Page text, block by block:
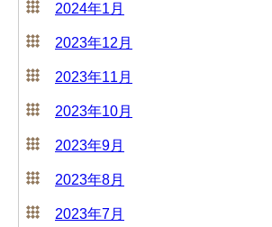
2024年1月
2023年12月
2023年11月
2023年10月
2023年9月
2023年8月
2023年7月